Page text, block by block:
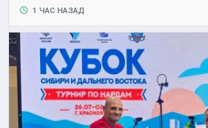
1 ЧАС НАЗАД